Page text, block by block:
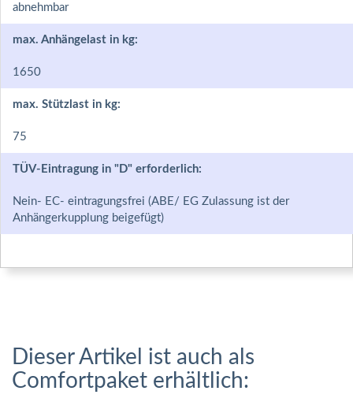
abnehmbar
max. Anhängelast in kg:
1650
max. Stützlast in kg:
75
TÜV-Eintragung in "D" erforderlich:
Nein- EC- eintragungsfrei (ABE/ EG Zulassung ist der
Anhängerkupplung beigefügt)
Dieser Artikel ist auch als
Comfortpaket erhältlich: